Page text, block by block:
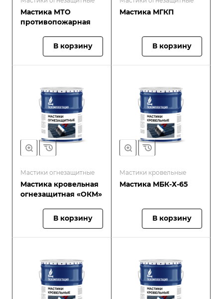
Мастика МТО
противопожарная
В корзину
Мастика МГКП
В корзину
Мастики огнезащитные
Мастика кровельная
огнезащитная «ОКМ»
В корзину
Мастики кровельные
Мастика МБК-Х-65
В корзину